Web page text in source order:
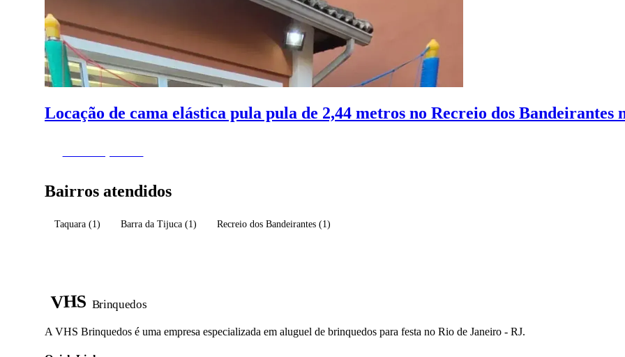
Locação de cama elástica pula pula de 2,44 metros no Recreio dos Bandeirantes
Bairros atendidos
Taquara(1) Barra da Tijuca(1) Recreio dos Bandeirantes (1)
VHS Brinquedos
A VHS Brinquedos é uma empresa especializada em aluguel de brinquedos para festa no Rio de Janeiro - RJ.